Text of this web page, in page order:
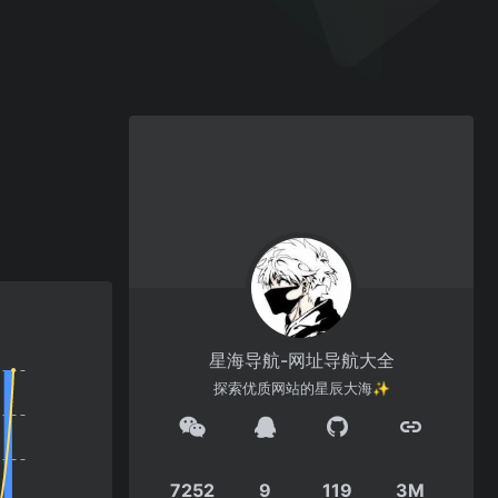
星海导航-网址导航大全
探索优质网站的星辰大海✨
7252 9 119 3M